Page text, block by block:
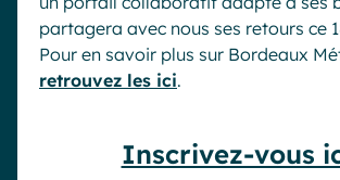
partagera avec nous ses retours ce
Pour en savoir plus sur Bordeaux
retrouvez les ici.
Inscrivez-vous